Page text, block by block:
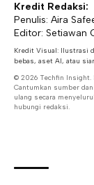
Kredit Redaksi:
Penulis: Aira
Editor: Setiawan
Kredit Visual: Ilustrasi
bebas, aset AI, atau
© 2026 Techfin
Cantumkan sumber
ulang secara
hubungi redaksi.